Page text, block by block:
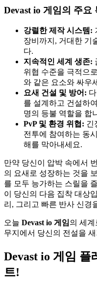
Devast io 게임의 주요
강렬한 제작 시스템:
장비까지, 거대한 기
다.
지속적인 세계 생존:
위협 수준을 극적으
와 같은 요소와 싸우
요새 건설 및 방어:
를 설계하고 건설하
명의 등불 역할을 합
PvP 및 환경 위협: 긴
전투에 참여하는 동
해를 막아내세요.
만약 당신이 압박 속에서
의 요새로 성장하는 것을
를 모두 능가하는 스릴을
이 당신의 다음 집착 대상
리, 그리고 빠른 반사 신경
오늘 Devast io 게임의 세
무지에서 당신의 전설을
Devast io 게임
트!